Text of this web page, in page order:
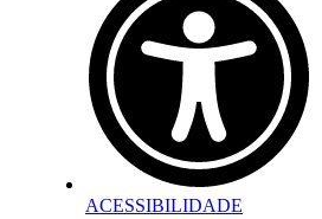
ACESSIBILIDADE